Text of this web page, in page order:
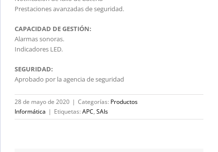
Prestaciones avanzadas de seguridad.
CAPACIDAD DE GESTIÓN:
Alarmas sonoras.
Indicadores LED.
SEGURIDAD:
Aprobado por la agencia de seguridad
28 de mayo de 2020 | Categorías: Productos
Informática | Etiquetas: APC, SAIs